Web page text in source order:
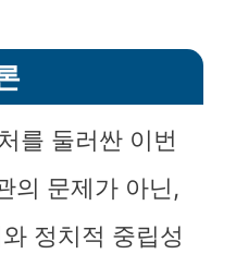
를 둘러싼 이번
의 문제가 아닌,
정치적 중립성